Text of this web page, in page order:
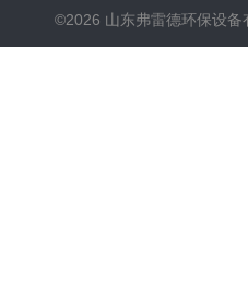
©2026 山东弗雷德环保设